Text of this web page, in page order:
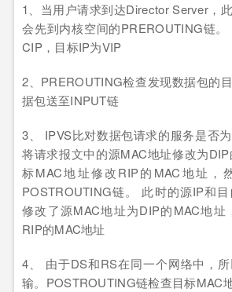
1、当用户请求到达Director Server，
会先到内核空间的PREROUTING链
CIP，目标IP为VIP
2、PREROUTING检查发现数据包的
据包送至INPUT链
3、 IPVS比对数据包请求的服务是否
将请求报文中的源MAC地址修改为
标MAC地址修改RIP的MAC地址，
POSTROUTING链。 此时的源IP和
修改了源MAC地址为DIP的MAC地址
RIP的MAC地址
4、 由于DS和RS在同一个网络中，
输。POSTROUTING链检查目标MAC